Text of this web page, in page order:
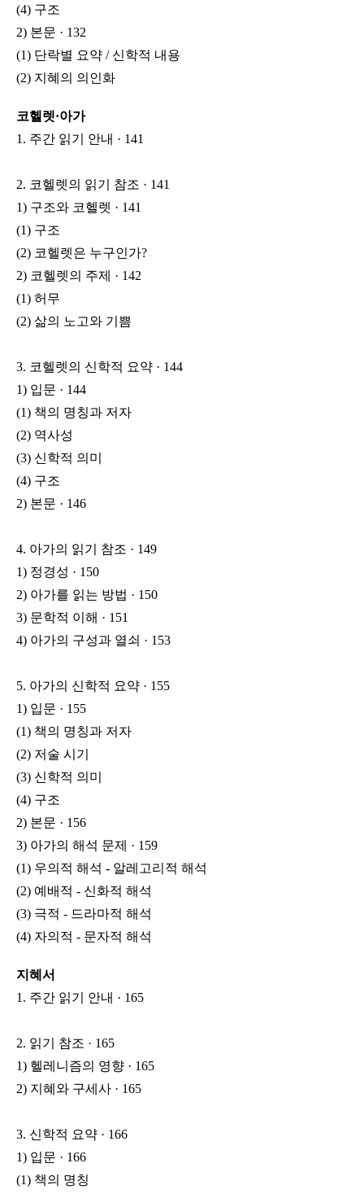
(4) 구조
2) 본문 · 132
(1) 단락별 요약 / 신학적 내용
(2) 지혜의 의인화
코헬렛·아가
1. 주간 읽기 안내 · 141
2. 코헬렛의 읽기 참조 · 141
1) 구조와 코헬렛 · 141
(1) 구조
(2) 코헬렛은 누구인가?
2) 코헬렛의 주제 · 142
(1) 허무
(2) 삶의 노고와 기쁨
3. 코헬렛의 신학적 요약 · 144
1) 입문 · 144
(1) 책의 명칭과 저자
(2) 역사성
(3) 신학적 의미
(4) 구조
2) 본문 · 146
4. 아가의 읽기 참조 · 149
1) 정경성 · 150
2) 아가를 읽는 방법 · 150
3) 문학적 이해 · 151
4) 아가의 구성과 열쇠 · 153
5. 아가의 신학적 요약 · 155
1) 입문 · 155
(1) 책의 명칭과 저자
(2) 저술 시기
(3) 신학적 의미
(4) 구조
2) 본문 · 156
3) 아가의 해석 문제 · 159
(1) 우의적 해석 - 알레고리적 해석
(2) 예배적 - 신화적 해석
(3) 극적 - 드라마적 해석
(4) 자의적 - 문자적 해석
지혜서
1. 주간 읽기 안내 · 165
2. 읽기 참조 · 165
1) 헬레니즘의 영향 · 165
2) 지혜와 구세사 · 165
3. 신학적 요약 · 166
1) 입문 · 166
(1) 책의 명칭